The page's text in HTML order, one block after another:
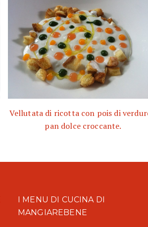
Vellutata di ricotta con pois di
pan dolce croccante.
I MENU DI CUCINA DI
MANGIAREBENE